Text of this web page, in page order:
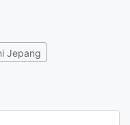
Jepang